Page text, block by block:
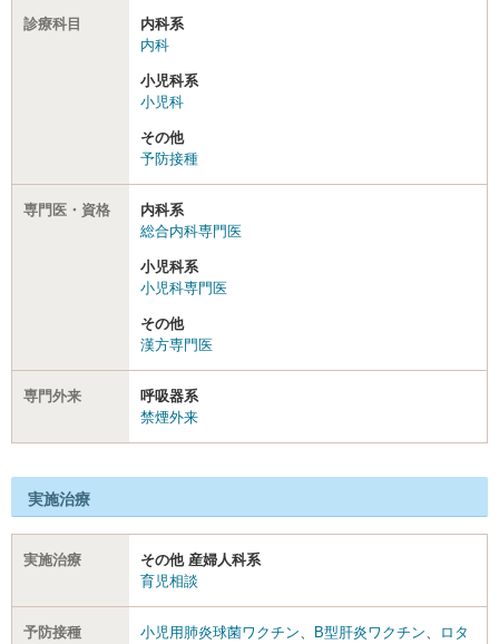
診療科目
内科系
内科
小児科系
小児科
その他
予防接種
専門医・資格
内科系
総合内科専門医
小児科系
小児科専門医
その他
漢方専門医
専門外来
呼吸器系
禁煙外来
実施治療
実施治療
その他 産婦人科系
育児相談
予防接種 小児用肺炎球菌ワクチン、 B型肝炎ワクチン、
ロタ